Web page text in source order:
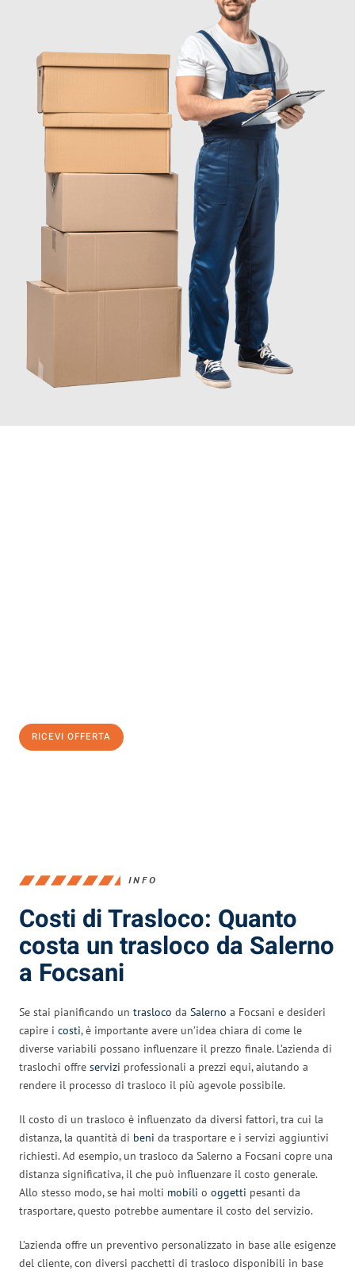
RICEVI OFFERTA
INFO
Costi di Trasloco: Quanto
costa un trasloco da Salerno
a Focsani
Se stai pianificando un trasloco da Salerno a Focsani e desideri
capire i costi, è importante avere un’idea chiara di come le
diverse variabili possano influenzare il prezzo finale. L’azienda di
traslochi offre servizi professionali a prezzi equi, aiutando a
rendere il processo di trasloco il più agevole possibile.
Il costo di un trasloco è influenzato da diversi fattori, tra cui la
distanza, la quantità di beni da trasportare e i servizi aggiuntivi
richiesti. Ad esempio, un trasloco da Salerno a Focsani copre una
distanza significativa, il che può influenzare il costo generale.
Allo stesso modo, se hai molti mobili o oggetti pesanti da
trasportare, questo potrebbe aumentare il costo del servizio.
L’azienda offre un preventivo personalizzato in base alle esigenze
del cliente, con diversi pacchetti di trasloco disponibili in base